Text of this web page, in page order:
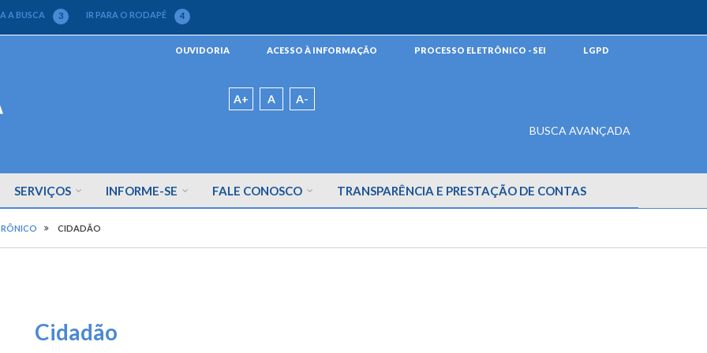
A BUSCA 3 IR PARA O RODAPÉ 4
OUVIDORIA ACESSO À INFORMAÇÃO PROCESSO ELETRÔNICO - SEI LGPD
A+ A A-
BUSCA AVANÇADA
SERVIÇOS INFORME-SE FALE CONOSCO TRANSPARÊNCIA E PRESTAÇÃO DE CONTAS
CIDADÃO
Cidadão